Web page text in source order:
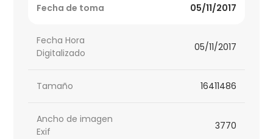
Fecha de toma 05/11/2017
Fecha Hora
Digitalizado
05/11/2017
Tamaño 16411486
Ancho de imagen
Exif
3770